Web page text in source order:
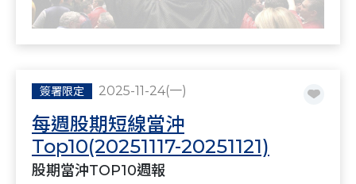
簽署限定 2025-11-24(一)
每週股期短線當沖
Top10(20251117-20251121)
股期當沖TOP10週報